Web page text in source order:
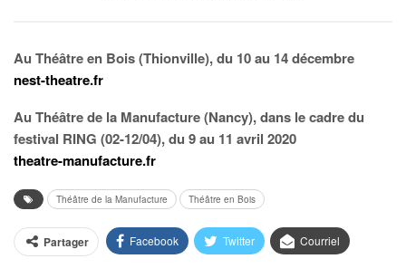
Au Théâtre en Bois (Thionville), du 10 au 14 décembre
nest-theatre.fr
Au Théâtre de la Manufacture (Nancy), dans le cadre du
festival RING (02-12/04), du 9 au 11 avril 2020
theatre-manufacture.fr
Théâtre de la Manufacture Théâtre en Bois
Partager Facebook Twitter Courriel